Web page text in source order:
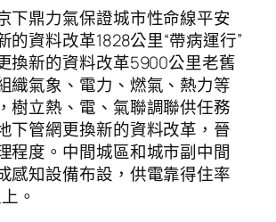
下鼎力氣保證城市性命線平安
的資料改革1828公里“帶病運行”
換新的資料改革5900公里老舊
織氣象、電力、燃氣、熱力等
樹立熱、電、氣聯調聯供任務
下管網更換新的資料改革，晉
程度。中間城區和城市副中間
感知設備布設，供電靠得住率
。